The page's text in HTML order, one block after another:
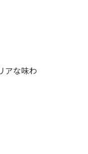
アな味わ